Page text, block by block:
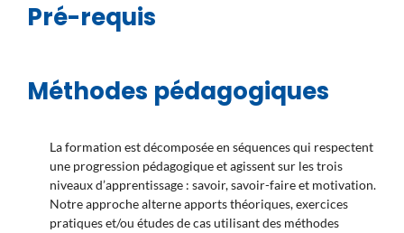
Pré-requis
Méthodes pédagogiques
La formation est décomposée en séquences qui respectent
une progression pédagogique et agissent sur les trois
niveaux d’apprentissage : savoir, savoir-faire et motivation.
Notre approche alterne apports théoriques, exercices
pratiques et/ou études de cas utilisant des méthodes